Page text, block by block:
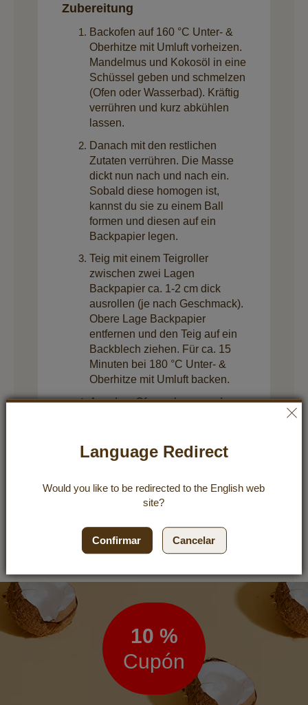
Zubereitung
Backofen auf 160 °C Unter- &
Oberhitze mit Umluft vorheizen.
Mandelmus und Kokosöl in eine
Schüssel geben und schmelzen
(Ofen oder Wasserbad). Kräftig
verrühren und kurz abkühlen
lassen.
Danach mit den restlichen
Zutaten verrühren. Die Masse
dickt nun nach und nach ein.
Sobald diese homogen ist,
kannst du sie zu einem Ball
formen und diesen auf ein
Backpapier legen.
Teig mit einem Teigroller
zwischen zwei Lagen
Backpapier ca. 1-2 cm dick
ausrollen (je nach Geschmack).
Obere Lage Backpapier
entfernen und den Teig auf ein
Backblech ziehen. Für ca. 15
Minuten bei 180 °C Unter- &
Oberhitze mit Umluft backen.
Aus dem Ofen nehmen und
Riegel am besten in einer Keks-
oder Edelstahldose im
mindestens 2 Wochen
Boletín
de
noticias
10 %
Cupón
Language Redirect
Would you like to be redirected to the English web
site?
Confirmar Cancelar